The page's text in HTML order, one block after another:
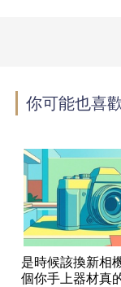
你可能也喜
是時候該換新相
個你手上器材真